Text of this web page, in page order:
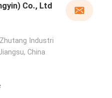
Co., Ltd
Industri
China